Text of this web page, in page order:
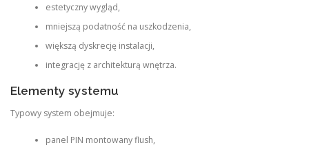
estetyczny wygląd,
mniejszą podatność na uszkodzenia,
większą dyskrecję instalacji,
integrację z architekturą wnętrza.
Elementy systemu
Typowy system obejmuje:
panel PIN montowany flush,